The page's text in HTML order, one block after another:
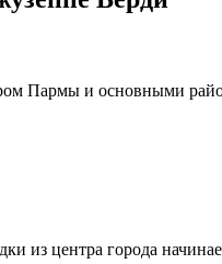
Пармы и основными
из центра города